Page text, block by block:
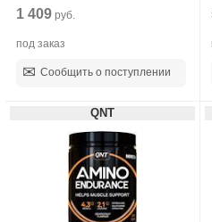
1 409руб.
под заказ
Сообщить о поступлении
QNT